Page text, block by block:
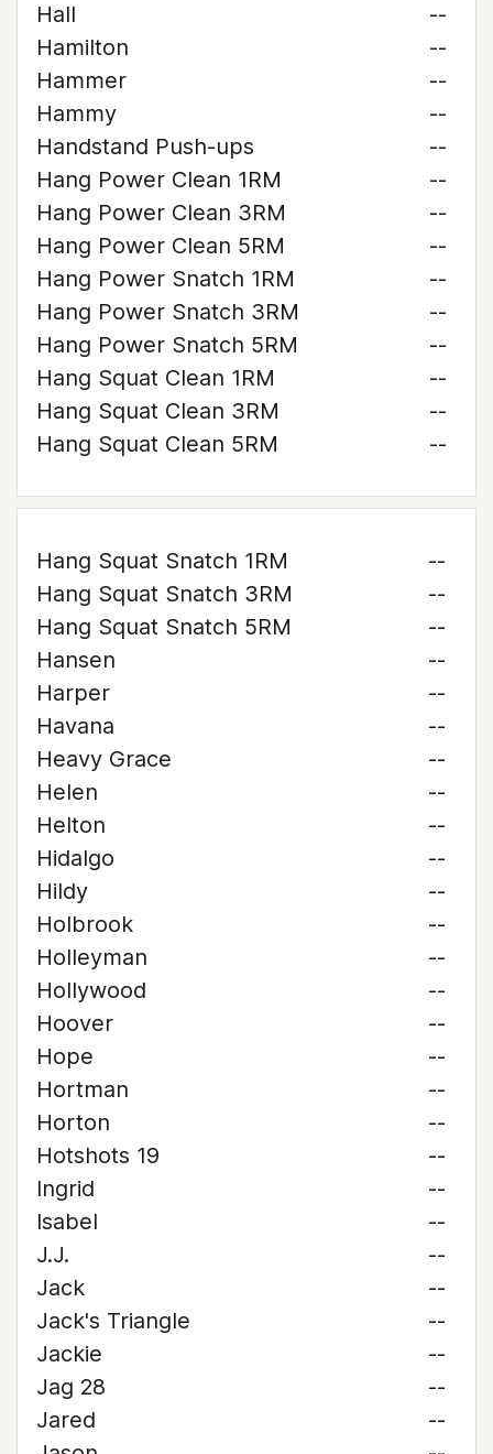
Hall
--
Hamilton
--
Hammer
--
Hammy
--
Handstand Push-ups
--
Hang Power Clean 1RM
--
Hang Power Clean 3RM
--
Hang Power Clean 5RM
--
Hang Power Snatch 1RM
--
Hang Power Snatch 3RM
--
Hang Power Snatch 5RM
--
Hang Squat Clean 1RM
--
Hang Squat Clean 3RM
--
Hang Squat Clean 5RM
--
Hang Squat Snatch 1RM
--
Hang Squat Snatch 3RM
--
Hang Squat Snatch 5RM
--
Hansen
--
Harper
--
Havana
--
Heavy Grace
--
Helen
--
Helton
--
Hidalgo
--
Hildy
--
Holbrook
--
Holleyman
--
Hollywood
--
Hoover
--
Hope
--
Hortman
--
Horton
--
Hotshots 19
--
Ingrid
--
Isabel
--
J.J.
--
Jack
--
Jack's Triangle
--
Jackie
--
Jag 28
--
Jared
--